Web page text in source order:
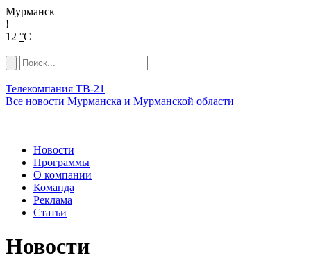
Мурманск
!
12 °C
Телекомпания ТВ-21
Все новости Мурманска и Мурманской области
Новости
Программы
О компании
Команда
Реклама
Статьи
Новости